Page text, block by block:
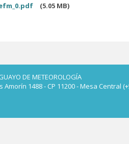
(5.05 MB)
DE METEOROLOGÍA
Amorín 1488 - CP 11200 - Mesa Central